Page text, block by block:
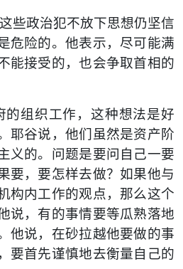
些政治犯不放下思想仍坚信
危险的。他表示，尽可能满
能接受的，也会争取首相的
组织工作，这种想法是好
耶谷说，他们虽然是资产阶
义的。问题是要问自己一要
要，要怎样去做？如果他与
构内工作的观点，那么这个
说，有的事情要等瓜熟落地
他说，在砂拉越他要做的事
要首先谨慎地去衡量自己的